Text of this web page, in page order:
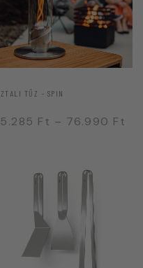
TŰZ – SPIN
Ft – 76.990 Ft